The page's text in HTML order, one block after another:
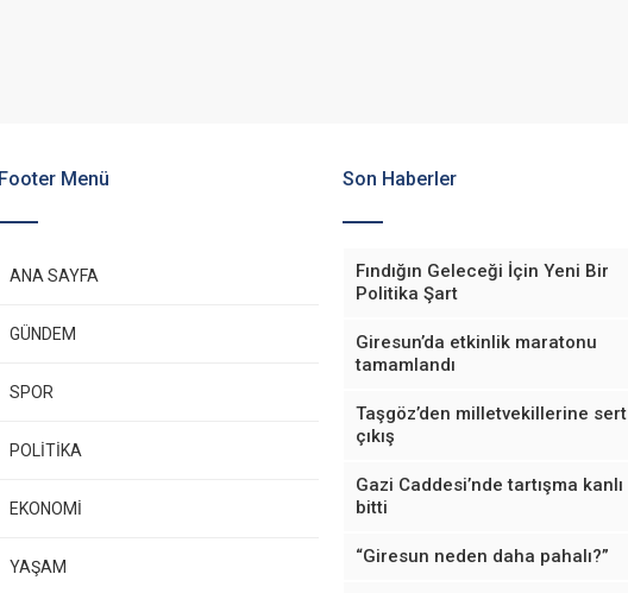
Footer Menü
ANA SAYFA
GÜNDEM
SPOR
POLİTİKA
EKONOMİ
YAŞAM
Son Haberler
Fındığın Geleceği İçin Yeni Bir
Politika Şart
Giresun’da etkinlik maratonu
tamamlandı
Taşgöz’den milletvekillerine sert
çıkış
Gazi Caddesi’nde tartışma kanlı
bitti
“Giresun neden daha pahalı?”